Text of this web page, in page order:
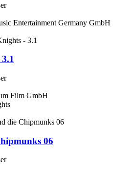
Entertainment Germany GmbH
Film GmbH
06